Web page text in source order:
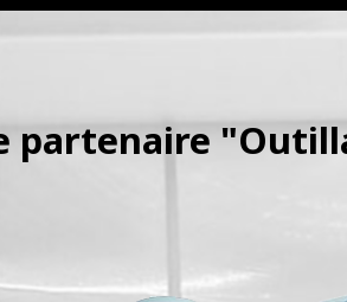
partenaire